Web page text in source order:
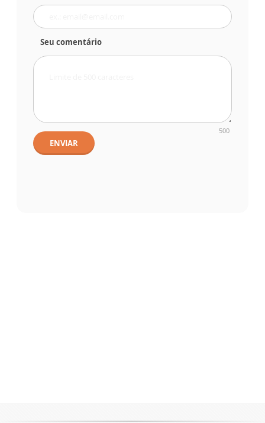
Seu comentário
500
ENVIAR